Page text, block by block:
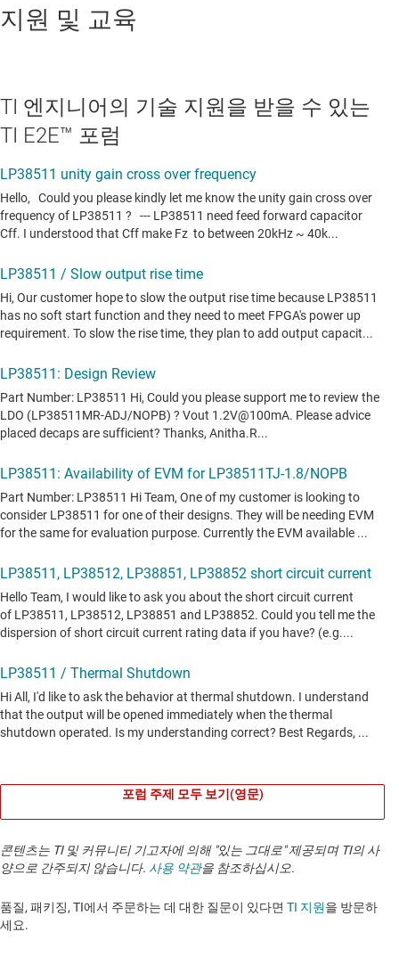
지원 및 교육
TI 엔지니어의 기술 지원을 받을 수 있는
TI E2E™ 포럼
포럼 주제 모두 보기(영문)
콘텐츠는 TI 및 커뮤니티 기고자에 의해 "있는 그대로" 제공되며 TI의 사
양으로 간주되지 않습니다. 사용 약관을 참조하십시오.
품질, 패키징, TI에서 주문하는 데 대한 질문이 있다면 TI 지원을 방문하
세요. ​​​​​​​​​​​​​​